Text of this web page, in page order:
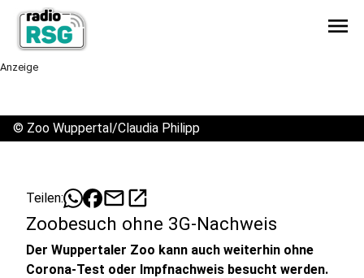
menu
Anzeige
© Zoo Wuppertal/Claudia Philipp
Teilen: mailopen_in_new
Zoobesuch ohne 3G-Nachweis
Der Wuppertaler Zoo kann auch weiterhin ohne
Corona-Test oder Impfnachweis besucht werden.